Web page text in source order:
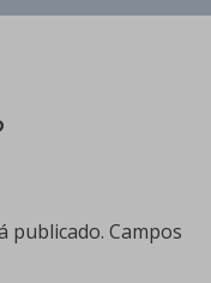
publicado. Campos